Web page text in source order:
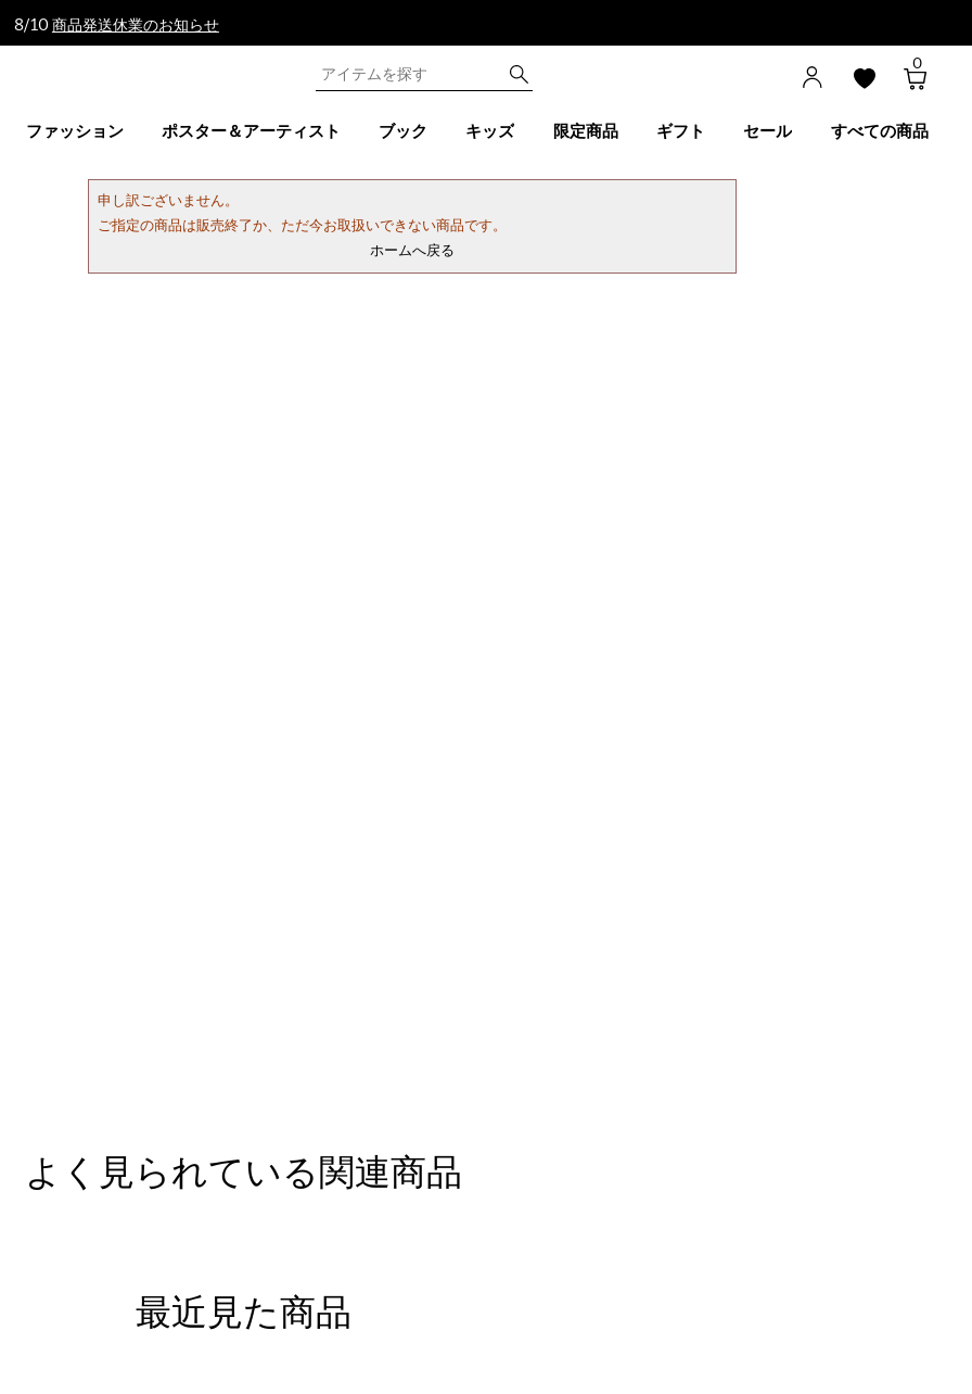
8/10 商品発送休業のお知らせ
0
ファッション ポスター＆アーティスト ブック キッズ 限定商品 ギフト セール すべての商品
申し訳ございません。
ご指定の商品は販売終了か、ただ今お取扱いできない商品です。
ホームへ戻る
よく見られている関連商品
最近見た商品